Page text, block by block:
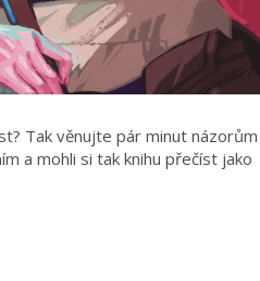
Tak věnujte pár minut názorům
a mohli si tak knihu přečíst jako